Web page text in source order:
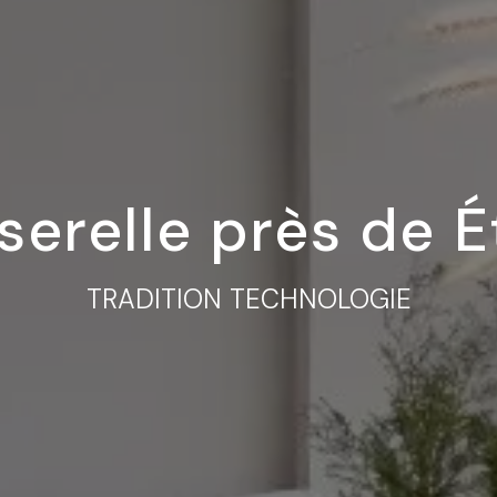
près de
TRADITION TECHNOLOGIE